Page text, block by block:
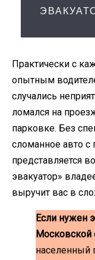
Практически с
опытным
случались
ломался на
парковке. Без
сломанное авто с
представляется
эвакуатор»
выручит вас в
Если нужен
Московской
населенный